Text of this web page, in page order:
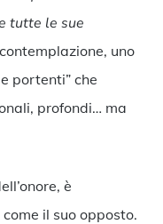
tutte le sue
uno
portenti” che
profondi… ma
è
il suo opposto.